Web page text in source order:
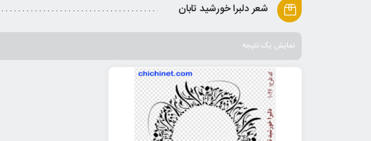
شعر دلبرا خورشید تابان
نمایش یک نتیجه